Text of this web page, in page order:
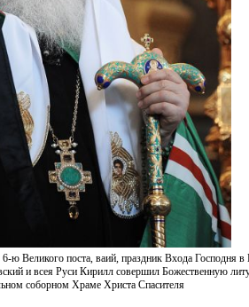
ю Великого поста, ваий, праздник Входа Господня
и всея Руси Кирилл совершил Божественную
соборном Храме Христа Спасителя